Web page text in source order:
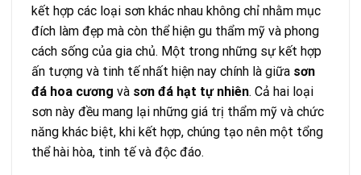
kết hợp các loại sơn khác nhau không chỉ nhằm mục
đích làm đẹp mà còn thể hiện gu thẩm mỹ và phong
cách sống của gia chủ. Một trong những sự kết hợp
ấn tượng và tinh tế nhất hiện nay chính là giữa sơn
đá hoa cương và sơn đá hạt tự nhiên. Cả hai loại
sơn này đều mang lại những giá trị thẩm mỹ và chức
năng khác biệt, khi kết hợp, chúng tạo nên một tổng
thể hài hòa, tinh tế và độc đáo.